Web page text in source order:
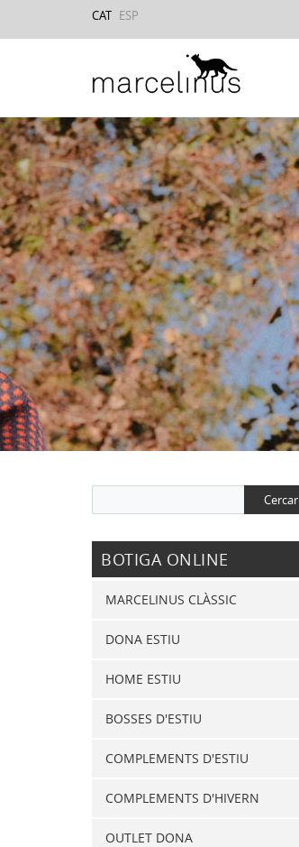
CAT ESP
Cercar
BOTIGA ONLINE
MARCELINUS CLÀSSIC
DONA ESTIU
HOME ESTIU
BOSSES D'ESTIU
COMPLEMENTS D'ESTIU
COMPLEMENTS D'HIVERN
OUTLET DONA